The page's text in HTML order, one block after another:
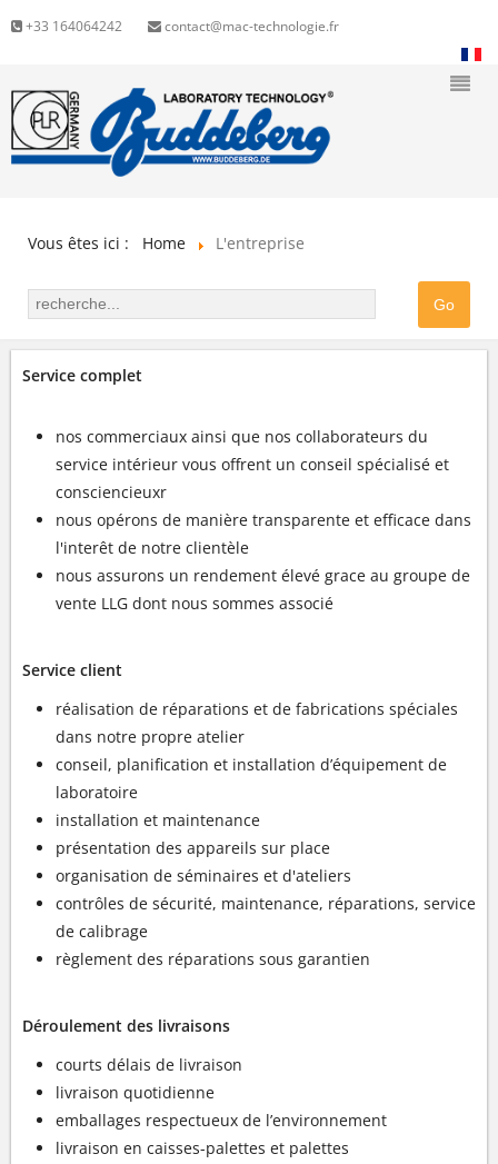
+33 164064242 contact@mac-technologie.fr
Vous êtes ici : Home L'entreprise
Service complet
nos commerciaux ainsi que nos collaborateurs du
service intérieur vous offrent un conseil spécialisé et
consciencieuxr
nous opérons de manière transparente et efficace dans
l'interêt de notre clientèle
nous assurons un rendement élevé grace au groupe de
vente LLG dont nous sommes associé
Service client
réalisation de réparations et de fabrications spéciales
dans notre propre atelier
conseil, planification et installation d’équipement de
laboratoire
installation et maintenance
présentation des appareils sur place
organisation de séminaires et d'ateliers
contrôles de sécurité, maintenance, réparations, service
de calibrage
règlement des réparations sous garantien
Déroulement des livraisons
courts délais de livraison
livraison quotidienne
emballages respectueux de l’environnement
livraison en caisses-palettes et palettes